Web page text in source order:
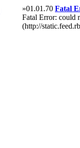
»01.01.70 Fatal
Fatal Error: could
(http://